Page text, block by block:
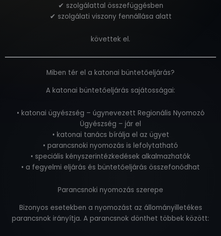
✔ szolgálattal összefüggésben
✔ szolgálati viszony fennállása alatt
követtek el.
Miben tér el a katonai büntetőeljárás?
A katonai büntetőeljárás sajátosságai:
• katonai ügyészség – úgynevezett Regionális Nyomozó
Ügyészség – jár el
• katonai tanács bírálja el az ügyet
• parancsnoki nyomozás is lefolytatható
• speciális kényszerintézkedések alkalmazhatók
• a fegyelmi eljárás és büntetőeljárás összefonódhat
Parancsnoki nyomozás szerepe
Bizonyos esetekben a nyomozást az állományilletékes
parancsnok irányítja. A parancsnok dönthet többek között: